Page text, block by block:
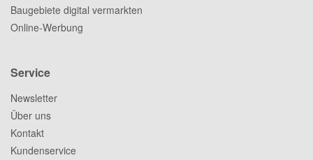
Baugebiete digital vermarkten
Online-Werbung
Service
Newsletter
Über uns
Kontakt
Kundenservice